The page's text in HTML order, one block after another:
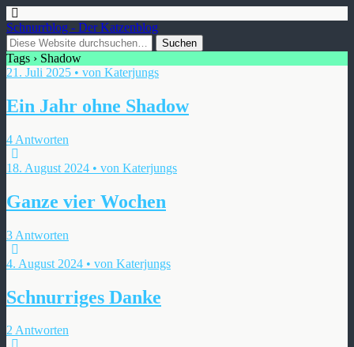
Schnurrblog - Der Katzenblog
Tags › Shadow
21. Juli 2025 • von Katerjungs
Ein Jahr ohne Shadow
4 Antworten
18. August 2024 • von Katerjungs
Ganze vier Wochen
3 Antworten
4. August 2024 • von Katerjungs
Schnurriges Danke
2 Antworten